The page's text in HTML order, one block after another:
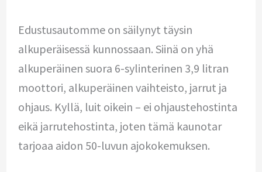
Edustusautomme on säilynyt täysin
alkuperäisessä kunnossaan. Siinä on yhä
alkuperäinen suora 6-sylinterinen 3,9 litran
moottori, alkuperäinen vaihteisto, jarrut ja
ohjaus. Kyllä, luit oikein – ei ohjaustehostinta
eikä jarrutehostinta, joten tämä kaunotar
tarjoaa aidon 50-luvun ajokokemuksen.